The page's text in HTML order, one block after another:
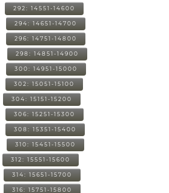
292: 14551-14600
294: 14651-14700
296: 14751-14800
298: 14851-14900
300: 14951-15000
302: 15051-15100
304: 15151-15200
306: 15251-15300
308: 15351-15400
310: 15451-15500
312: 15551-15600
314: 15651-15700
316: 15751-15800